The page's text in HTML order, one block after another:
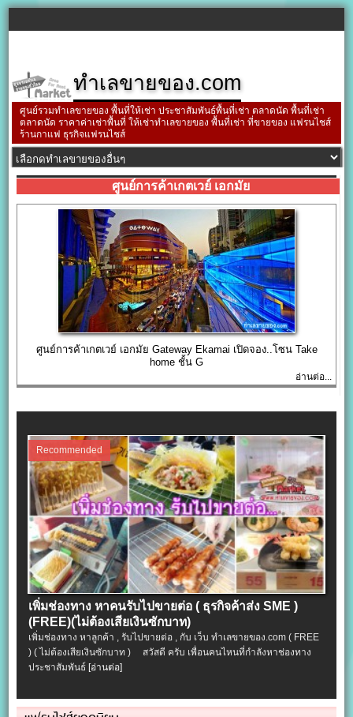
ทำเลขายของ.com
ศูนย์รวมทำเลขายของ พื้นที่ให้เช่า ประชาสัมพันธ์พื้นที่เช่า ตลาดนัด พื้นที่เช่า
ตลาดนัด ราคาค่าเช่าพื้นที่ ให้เช่าทำเลขายของ พื้นที่เช่า ที่ขายของ แฟรนไชส์
ร้านกาแฟ ธุรกิจแฟรนไชส์
ศูนย์การค้าเกตเวย์ เอกมัย
ศูนย์การค้าเกตเวย์ เอกมัย Gateway Ekamai เปิดจอง..โซน Take
home ชั้น G
อ่านต่อ...
Recommended
เพิ่มช่องทาง หาคนรับไปขายต่อ ( ธุรกิจค้าส่ง SME )
(FREE)(ไม่ต้องเสียเงินซักบาท)
เพิ่มช่องทาง หาลูกค้า , รับไปขายต่อ , กับ เว็บ ทำเลขายของ.com ( FREE
) ( ไม่ต้องเสียเงินซักบาท ) สวัสดี ครับ เพื่อนคนไหนที่กำลังหาช่องทาง
ประชาสัมพันธ์[อ่านต่อ]